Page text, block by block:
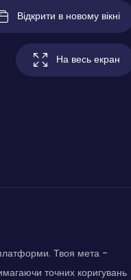
Відкрити в новому вікні
На весь екран
Твоя мета -
точних коригувань